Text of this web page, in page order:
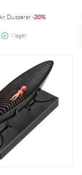
kr. Du sparar-20%
I lager.